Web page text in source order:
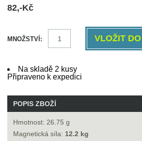
82,-Kč
MNOŽSTVÍ:
Na skladě 2 kusy
Připraveno k expedici
POPIS ZBOŽÍ
Hmotnost: 26.75 g
Magnetická síla: 12.2 kg